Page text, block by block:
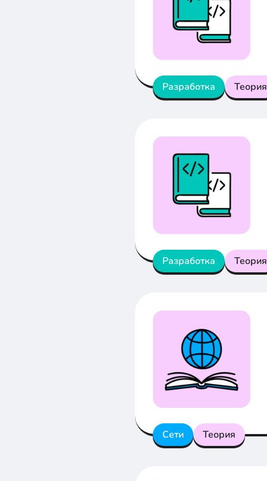
Разработка Теория
Разработка Теория
Сети Теория